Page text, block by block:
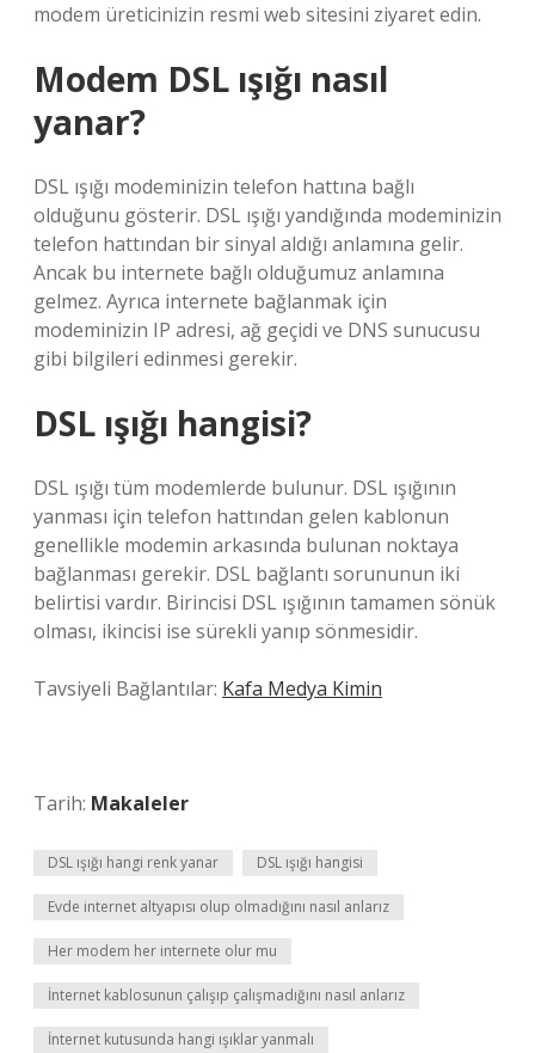
modem üreticinizin resmi web sitesini ziyaret edin.
Modem DSL ışığı nasıl
yanar?
DSL ışığı modeminizin telefon hattına bağlı
olduğunu gösterir. DSL ışığı yandığında modeminizin
telefon hattından bir sinyal aldığı anlamına gelir.
Ancak bu internete bağlı olduğumuz anlamına
gelmez. Ayrıca internete bağlanmak için
modeminizin IP adresi, ağ geçidi ve DNS sunucusu
gibi bilgileri edinmesi gerekir.
DSL ışığı hangisi?
DSL ışığı tüm modemlerde bulunur. DSL ışığının
yanması için telefon hattından gelen kablonun
genellikle modemin arkasında bulunan noktaya
bağlanması gerekir. DSL bağlantı sorununun iki
belirtisi vardır. Birincisi DSL ışığının tamamen sönük
olması, ikincisi ise sürekli yanıp sönmesidir.
Tavsiyeli Bağlantılar: Kafa Medya Kimin
Tarih: Makaleler
DSL ışığı hangi renk yanar DSL ışığı hangisi
Evde internet altyapısı olup olmadığını nasıl anlarız
Her modem her internete olur mu
İnternet kablosunun çalışıp çalışmadığını nasıl anlarız
İnternet kutusunda hangi ışıklar yanmalı